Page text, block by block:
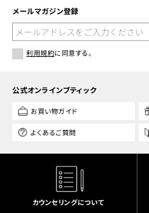
メールマガジン登録
利用規約に同意する。
公式オンラインブティック
お買い物ガイド
よくあるご質問
カウンセリングについて